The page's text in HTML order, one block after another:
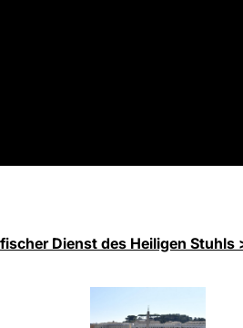
Dienst des Heiligen Stuhls